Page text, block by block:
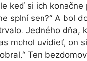
keď si ich
splní sen?“ A bol
Jedného dňa,
mohol uvidieť, on
Ten